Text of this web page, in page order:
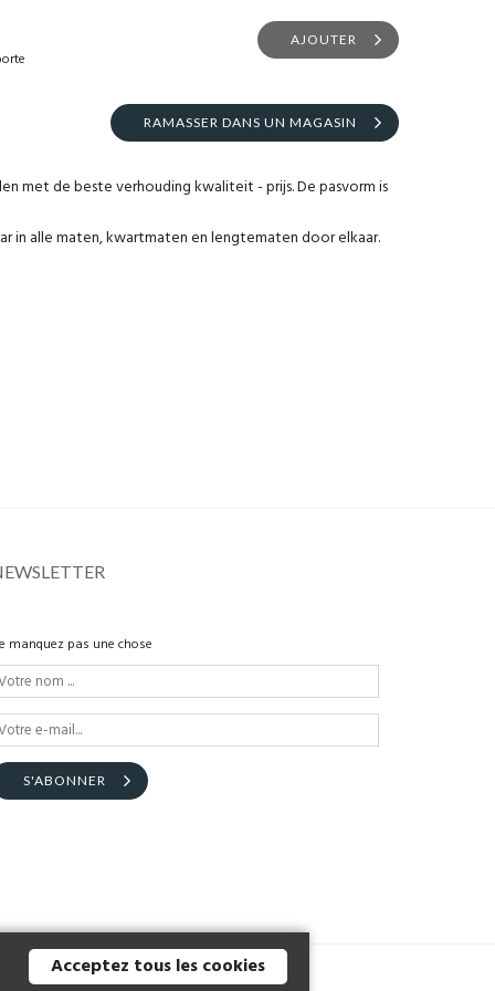
AJOUTER
RAMASSER DANS UN MAGASIN
met de beste verhouding kwaliteit - prijs. De pasvorm is
in alle maten, kwartmaten en lengtematen door elkaar.
manquez pas une chose
S'ABONNER
Acceptez tous les cookies